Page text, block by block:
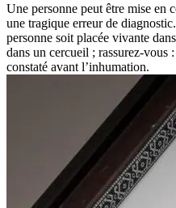
Une personne peut être mise en
une tragique erreur de
personne soit placée vivante
dans un cercueil ; rassurez-vous
constaté avant l’inhumation.